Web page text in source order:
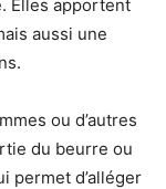
Elles apportent
aussi une
ou d’autres
du beurre ou
permet d’alléger